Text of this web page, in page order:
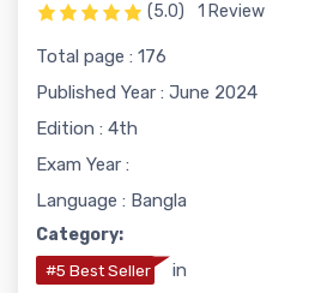
(5.0) 1 Review
Total page : 176
Published Year : June 2024
Edition : 4th
Exam Year :
Language : Bangla
Category:
#5 Best Seller in